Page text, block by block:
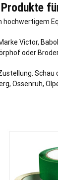
Victor,
oder
Ossenruh,